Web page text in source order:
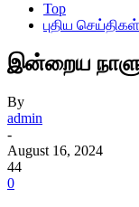
Top
புதிய செய்திகள்
இன்றைய
By
admin
-
August 16, 2024
44
0